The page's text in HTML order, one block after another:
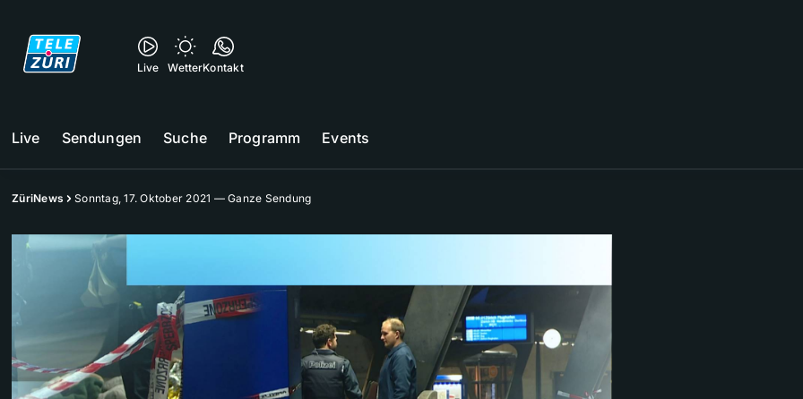
Live WetterKontakt
Live Sendungen Suche Programm Events
ZüriNews Sonntag, 17. Oktober 2021 — Ganze Sendung